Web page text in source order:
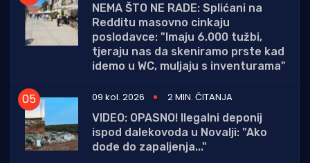
NEMA ŠTO NE RADE: Splićani na
Redditu masovno cinkaju
poslodavce: "Imaju 6.000 tužbi,
tjeraju nas da skeniramo prste kad
idemo u WC, muljaju s inventurama"
09 kol. 2026
2 MIN. ČITANJA
VIDEO: OPASNO! Ilegalni deponij
ispod dalekovoda u Novalji: "Ako
dođe do zapaljenja..."